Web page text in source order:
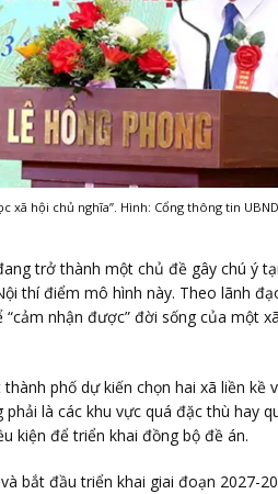
hội chủ nghĩa”. Hình: Cổng thông tin
trở thành một chủ đề gây chú ý
thí điểm mô hình này. Theo lãnh
nhận được” đời sống của một
phố dự kiến chọn hai xã liền kề
là các khu vực quá đặc thù hay
kiện để triển khai đồng bộ đề án.
bắt đầu triển khai giai đoạn 2027-